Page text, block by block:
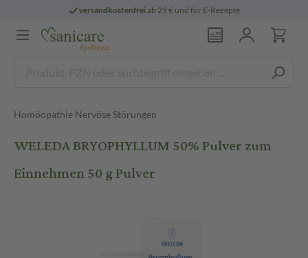
versandkostenfreiab 29 € und für E-Rezepte
Homöopathie Nervöse Störungen
WELEDA BRYOPHYLLUM 50% Pulver zum
Einnehmen 50 g Pulver